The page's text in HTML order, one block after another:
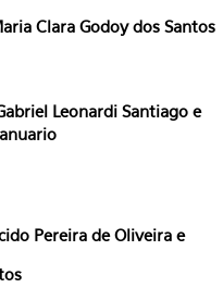
Clara Godoy dos Santos
Leonardi Santiago e
Pereira de Oliveira e